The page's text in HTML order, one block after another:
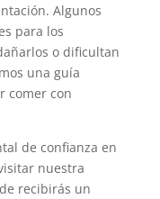
Algunos
para los
o dificultan
una guía
comer con
de confianza en
nuestra
recibirás un